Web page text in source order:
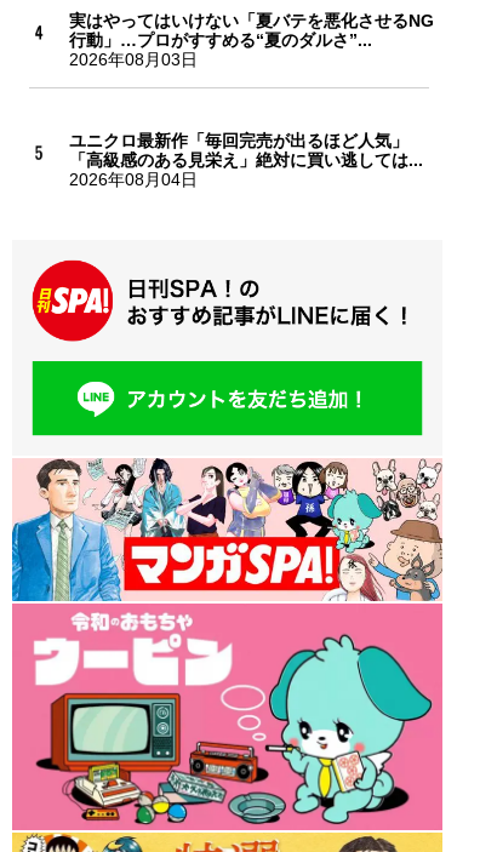
実はやってはいけない「夏バテを悪化させるNG
行動」…プロがすすめる“夏のダルさ”...
2026年08月03日
ユニクロ最新作「毎回完売が出るほど人気」
「高級感のある見栄え」絶対に買い逃しては...
2026年08月04日